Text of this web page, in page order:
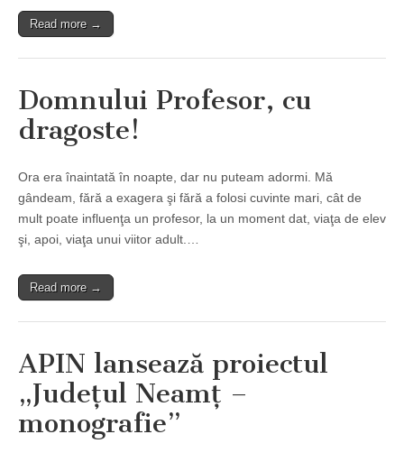
Read more →
Domnului Profesor, cu
dragoste!
Ora era înaintată în noapte, dar nu puteam adormi. Mă
gândeam, fără a exagera şi fără a folosi cuvinte mari, cât de
mult poate influenţa un profesor, la un moment dat, viaţa de elev
şi, apoi, viaţa unui viitor adult.…
Read more →
APIN lansează proiectul
„Judeţul Neamţ –
monografie”